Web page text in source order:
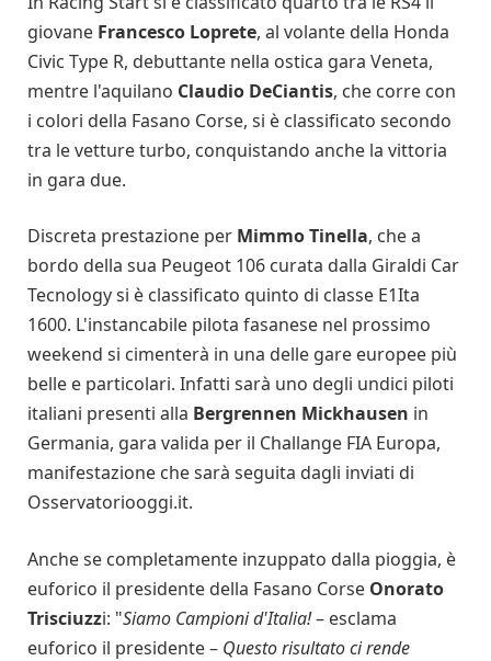
giovane Francesco Loprete, al volante della Honda
Civic Type R, debuttante nella ostica gara Veneta,
mentre l'aquilano Claudio DeCiantis, che corre con
i colori della Fasano Corse, si è classificato secondo
tra le vetture turbo, conquistando anche la vittoria
in gara due.
Discreta prestazione per Mimmo Tinella, che a
bordo della sua Peugeot 106 curata dalla Giraldi Car
Tecnology si è classificato quinto di classe E1Ita
1600. L'instancabile pilota fasanese nel prossimo
weekend si cimenterà in una delle gare europee più
belle e particolari. Infatti sarà uno degli undici piloti
italiani presenti alla Bergrennen Mickhausen in
Germania, gara valida per il Challange FIA Europa,
manifestazione che sarà seguita dagli inviati di
Osservatoriooggi.it.
Anche se completamente inzuppato dalla pioggia, è
euforico il presidente della Fasano Corse Onorato
Trisciuzzi: "Siamo Campioni d'Italia!– esclama
euforico il presidente – Questo risultato ci rende